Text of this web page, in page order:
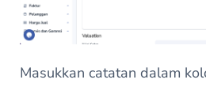
Masukkan catatan dalam